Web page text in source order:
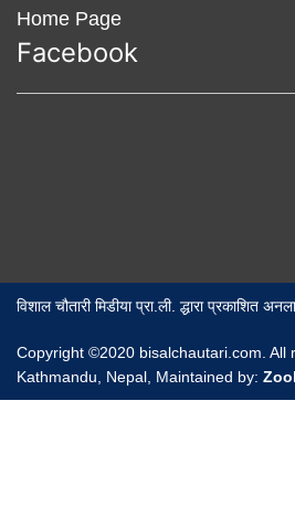
Home Page
Facebook
विशाल चौतारी मिडीया प्रा.ली. द्धारा प्रकाशित
Copyright ©2020 bisalchautari.com. All
Kathmandu, Nepal, Maintained by: